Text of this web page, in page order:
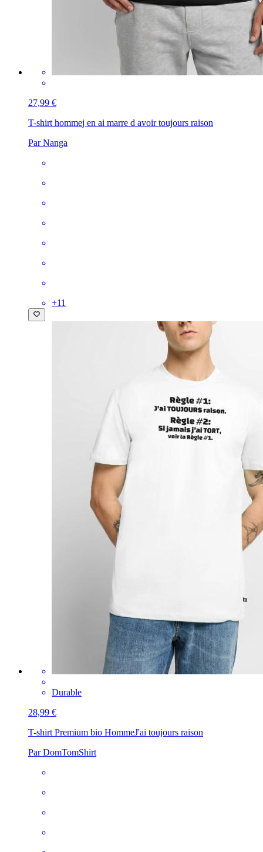
27,99 €
T-shirt hommej en ai marre d avoir toujours raison
Par Nanga
+11
Durable
28,99 €
T-shirt Premium bio HommeJ'ai toujours raison
Par DomTomShirt